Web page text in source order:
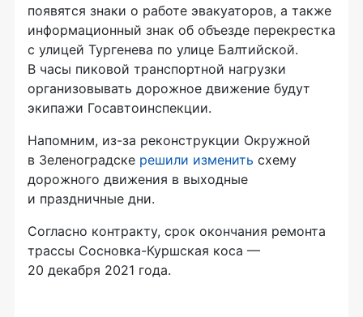
появятся знаки о работе эвакуаторов, а также
информационный знак об объезде перекрестка
с улицей Тургенева по улице Балтийской.
В часы пиковой транспортной нагрузки
организовывать дорожное движение будут
экипажи Госавтоинспекции.
Напомним, из-за реконструкции Окружной
в Зеленоградске решили изменить схему
дорожного движения в выходные
и праздничные дни.
Согласно контракту, срок окончания ремонта
трассы Сосновка-Куршская коса —
20 декабря 2021 года.